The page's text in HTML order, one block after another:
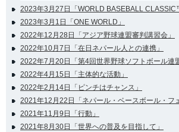
2023年3月27日「WORLD BASEBALL
2023年3月1日「ONE WORLD」
2022年12月28日「アジア野球連盟審判講習会」
2022年10月7日「在日ネパール人との連携」
2022年7月20日「第4回世界野球ソフトボール連
2022年4月15日「主体的な活動」
2022年2月14日「ピンチはチャンス」
2021年12月22日「ネパール・ベースボール・フ
2021年11月9日「行動」
2021年8月30日「世界への普及を目指して」